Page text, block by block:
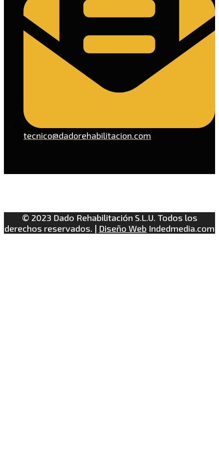
tecnico@dadorehabilitacion.com
© 2023 Dado Rehabilitación S.L.U. Todos los
derechos reservados. | Diseño Web Indedmedia.com